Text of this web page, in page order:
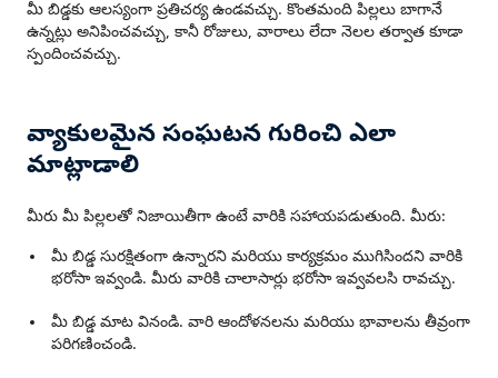
మీ బిడ్డకు ఆలస్యంగా ప్రతిచర్య ఉండవచ్చు. కొంతమంది పిల్లలు బాగానే
ఉన్నట్లు అనిపించవచ్చు, కానీ రోజులు, వారాలు లేదా నెలల తర్వాత కూడా
స్పందించవచ్చు.
వ్యాకులమైన సంఘటన గురించి ఎలా
మాట్లాడాలి
మీరు మీ పిల్లలతో నిజాయితీగా ఉంటే వారికి సహాయపడుతుంది. మీరు:
మీ బిడ్డ సురక్షితంగా ఉన్నారని మరియు కార్యక్రమం ముగిసిందని వారికి
భరోసా ఇవ్వండి. మీరు వారికి చాలాసార్లు భరోసా ఇవ్వవలసి రావచ్చు.
మీ బిడ్డ మాట వినండి. వారి ఆందోళనలను మరియు భావాలను తీవ్రంగా
పరిగణించండి.